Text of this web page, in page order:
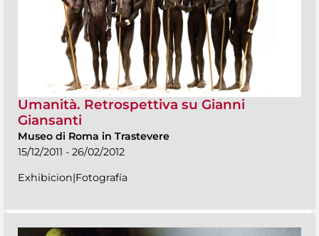
Umanità. Retrospettiva su Gianni
Giansanti
Museo di Roma in Trastevere
15/12/2011 - 26/02/2012
Exhibicion|Fotografía